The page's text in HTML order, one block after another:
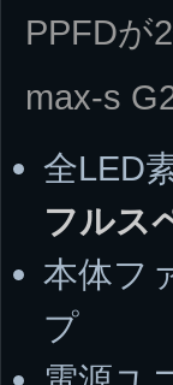
PPFDが
max-s
全LED
フルス
本体フ
プ